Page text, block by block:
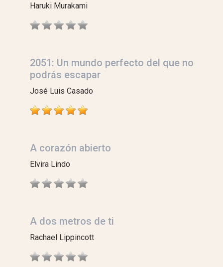
Haruki Murakami
2051: Un mundo perfecto del que no
podrás escapar
José Luis Casado
A corazón abierto
Elvira Lindo
A dos metros de ti
Rachael Lippincott